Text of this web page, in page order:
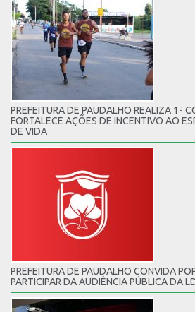
PREFEITURA DE PAUDALHO REALIZA 1ª
FORTALECE AÇÕES DE INCENTIVO AO
DE VIDA
PREFEITURA DE PAUDALHO CONVIDA
PARTICIPAR DA AUDIÊNCIA PÚBLICA DA